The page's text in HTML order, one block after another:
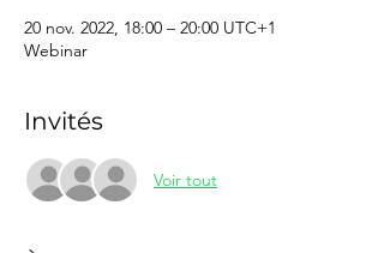
20 nov. 2022, 18:00 – 20:00 UTC+1
Webinar
Invités
Voir tout